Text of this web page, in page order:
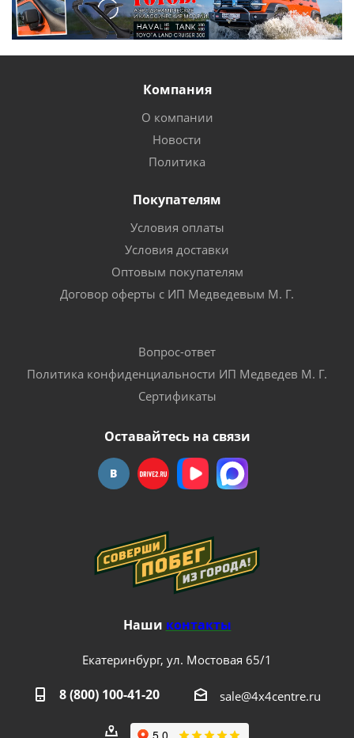
Компания
О компании
Новости
Политика
Покупателям
Условия оплаты
Условия доставки
Оптовым покупателям
Договор оферты с ИП Медведевым М. Г.
Вопрос-ответ
Политика конфиденциальности ИП Медведев М. Г.
Сертификаты
Оставайтесь на связи
Наши контакты
Екатеринбург, ул. Мостовая 65/1
8 (800) 100-41-20 sale@4x4centre.ru